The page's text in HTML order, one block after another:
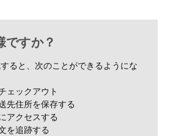
ですか？
ると、次のことができるようにな
ェックアウト
先住所を保存する
アクセスする
を追跡する